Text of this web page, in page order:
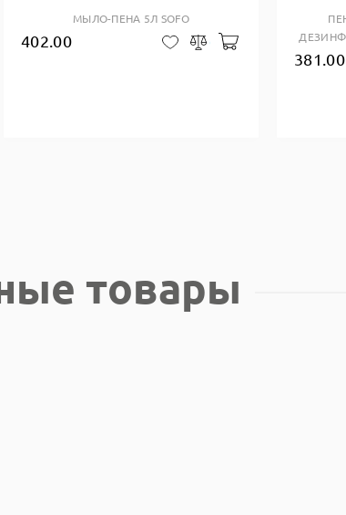
в корзину
МЫЛО-ПЕНА 5Л SOFO
402.00 В закладки
СравнитьДобавить в
381.00
товары